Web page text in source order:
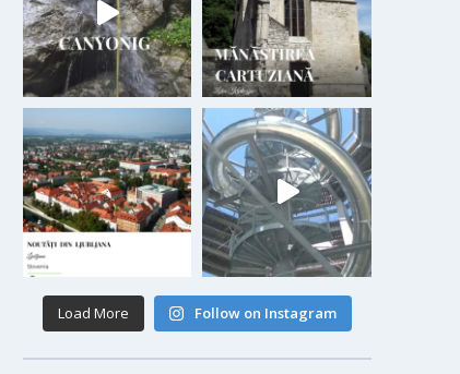
Load More Follow on Instagram